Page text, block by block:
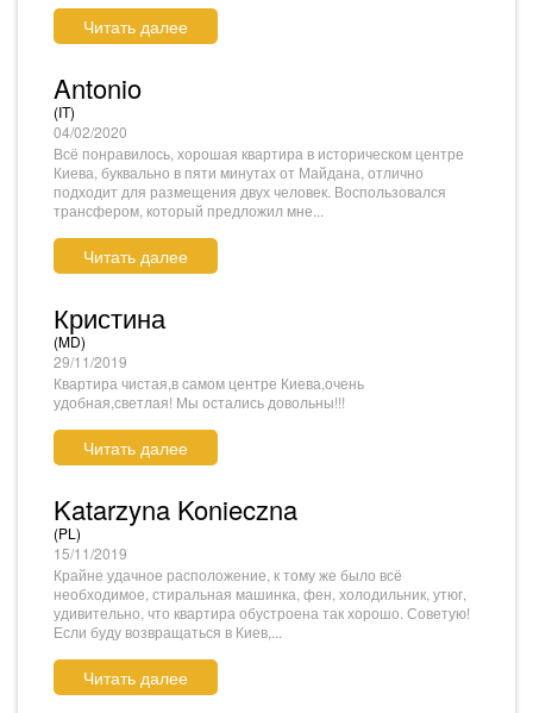
Читать далее
Antonio
(IT)
04/02/2020
Всё понравилось, хорошая квартира в историческом центре
Киева, буквально в пяти минутах от Майдана, отлично
подходит для размещения двух человек. Воспользовался
трансфером, который предложил мне...
Читать далее
Кристина
(MD)
29/11/2019
Квартира чистая,в самом центре Киева,очень
удобная,светлая! Мы остались довольны!!!
Читать далее
Katarzyna Konieczna
(PL)
15/11/2019
Крайне удачное расположение, к тому же было всё
необходимое, стиральная машинка, фен, холодильник, утюг,
удивительно, что квартира обустроена так хорошо. Советую!
Если буду возвращаться в Киев,...
Читать далее